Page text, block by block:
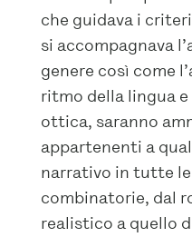
che guidava i
si accompagnava
genere così come
ritmo della lingua
ottica, saranno
appartenenti a
narrativo in tutte
combinatorie, dal
realistico a quello